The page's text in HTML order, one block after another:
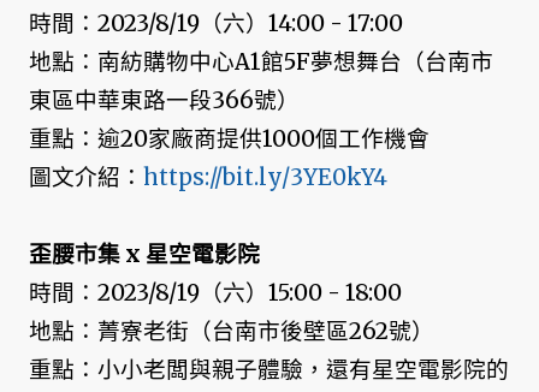
時間：2023/8/19（六）14:00 - 17:00
地點：南紡購物中心A1館5F夢想舞台（台南市
東區中華東路一段366號）
重點：逾20家廠商提供1000個工作機會
圖文介紹： https://bit.ly/3YE0kY4
歪腰市集 x 星空電影院
時間：2023/8/19（六）15:00 - 18:00
地點：菁寮老街（台南市後壁區262號）
重點：小小老闆與親子體驗，還有星空電影院的